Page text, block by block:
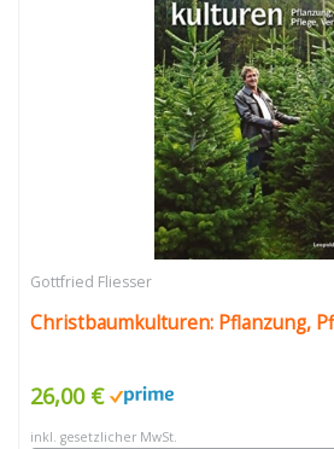
Gottfried Fliesser
Christbaumkulturen: Pflanzung,
26,00 €
inkl. gesetzlicher MwSt.